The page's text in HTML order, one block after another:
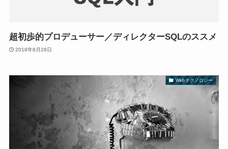
超初歩的プロデューサー／ディレクターSQLのススメ
2018年8月28日
Webテクノロジー